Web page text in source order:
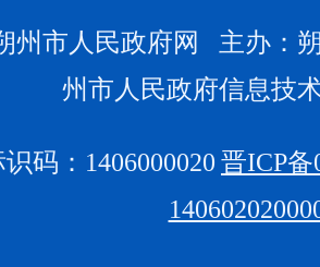
州市人民政府网 主办：
州市人民政府信息技
码：1406000020 晋ICP备